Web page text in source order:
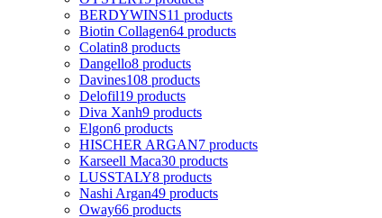
BERDYWINS11 products
Biotin Collagen64 products
Colatin8 products
Dangello8 products
Davines108 products
Delofil19 products
Diva Xanh9 products
Elgon6 products
HISCHER ARGAN7 products
Karseell Maca30 products
LUSSTALY8 products
Nashi Argan49 products
Oway66 products